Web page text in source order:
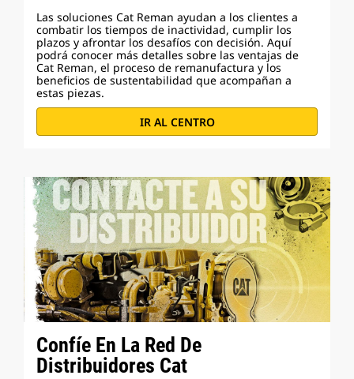
Las soluciones Cat Reman ayudan a los clientes a
combatir los tiempos de inactividad, cumplir los
plazos y afrontar los desafíos con decisión. Aquí
podrá conocer más detalles sobre las ventajas de
Cat Reman, el proceso de remanufactura y los
beneficios de sustentabilidad que acompañan a
estas piezas.
IR AL CENTRO
Confíe En La Red De
Distribuidores Cat